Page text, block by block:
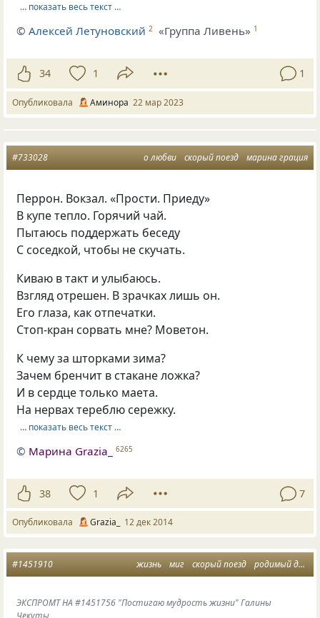
… показать весь текст …
©Алексей Летуновский 2 «Группа Ливень» 1
34 1 1
Опубликовала Аминора 22 мар 2023
о любви скорый поезд марина грация
#733028
Перрон. Вокзал. «Прости. Приеду»
В купе тепло. Горячий чай.
Пытаюсь поддержать беседу
С соседкой, чтобы не скучать.
Киваю в такт и улыбаюсь.
Взгляд отрешен. В зрачках лишь он.
Его глаза, как отпечатки.
Стоп-кран сорвать мне? Моветон.
К чему за шторками зима?
Зачем бренчит в стакане ложка?
И в сердце только маета.
На нервах тереблю сережку.
… показать весь текст …
© Марина Grazia_ 6265
38 1 7
Опубликовала Grazia_ 12 дек 2014
жизнь миг скорый поезд родимый дом
#1451910
ЭКСПРОМТ НА #1451756 "Постигаю мудрость жизни" Галины